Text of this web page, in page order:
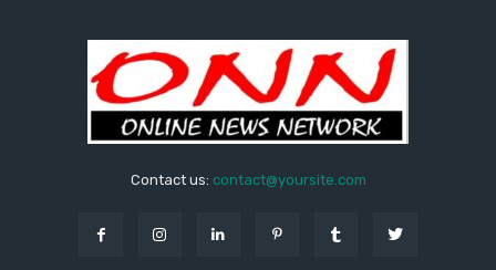
Contact us: contact@yoursite.com